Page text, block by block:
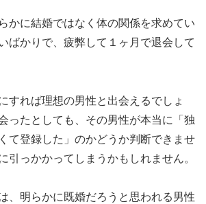
かに結婚ではなく体の関係を求めてい
ばかりで、疲弊して１ヶ月で退会して
すれば理想の男性と出会えるでしょ
ったとしても、その男性が本当に「独
て登録した」のかどうか判断できませ
引っかかってしまうかもしれません。
、明らかに既婚だろうと思われる男性